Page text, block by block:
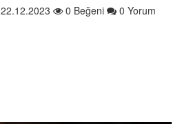
22.12.2023 0 Beğeni 0 Yorum